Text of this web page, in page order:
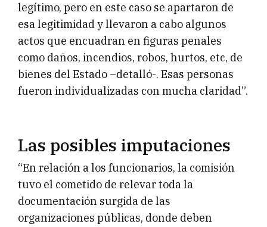
legítimo, pero en este caso se apartaron de
esa legitimidad y llevaron a cabo algunos
actos que encuadran en figuras penales
como daños, incendios, robos, hurtos, etc, de
bienes del Estado –detalló-. Esas personas
fueron individualizadas con mucha claridad”.
Las posibles imputaciones
“En relación a los funcionarios, la comisión
tuvo el cometido de relevar toda la
documentación surgida de las
organizaciones públicas, donde deben